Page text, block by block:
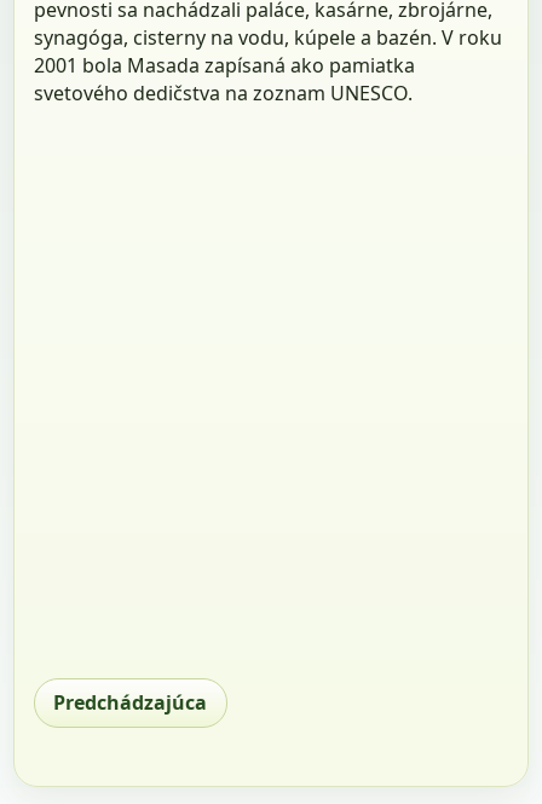
pevnosti sa nachádzali paláce, kasárne, zbrojárne,
synagóga, cisterny na vodu, kúpele a bazén. V roku
2001 bola Masada zapísaná ako pamiatka
svetového dedičstva na zoznam UNESCO.
Predchádzajúca